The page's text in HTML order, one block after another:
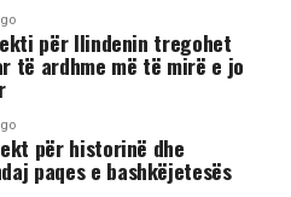
për Ilindenin tregohet
të ardhme më të mirë e jo
për historinë dhe
paqes e bashkëjetesës